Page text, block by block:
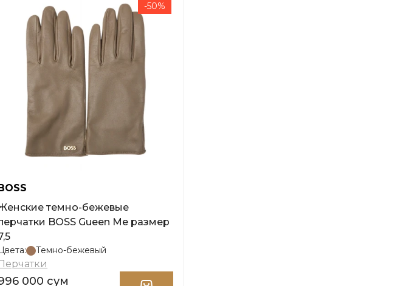
-50%
темно-бежевые
BOSS Gueen Me размер
Темно-бежевый
000 сум